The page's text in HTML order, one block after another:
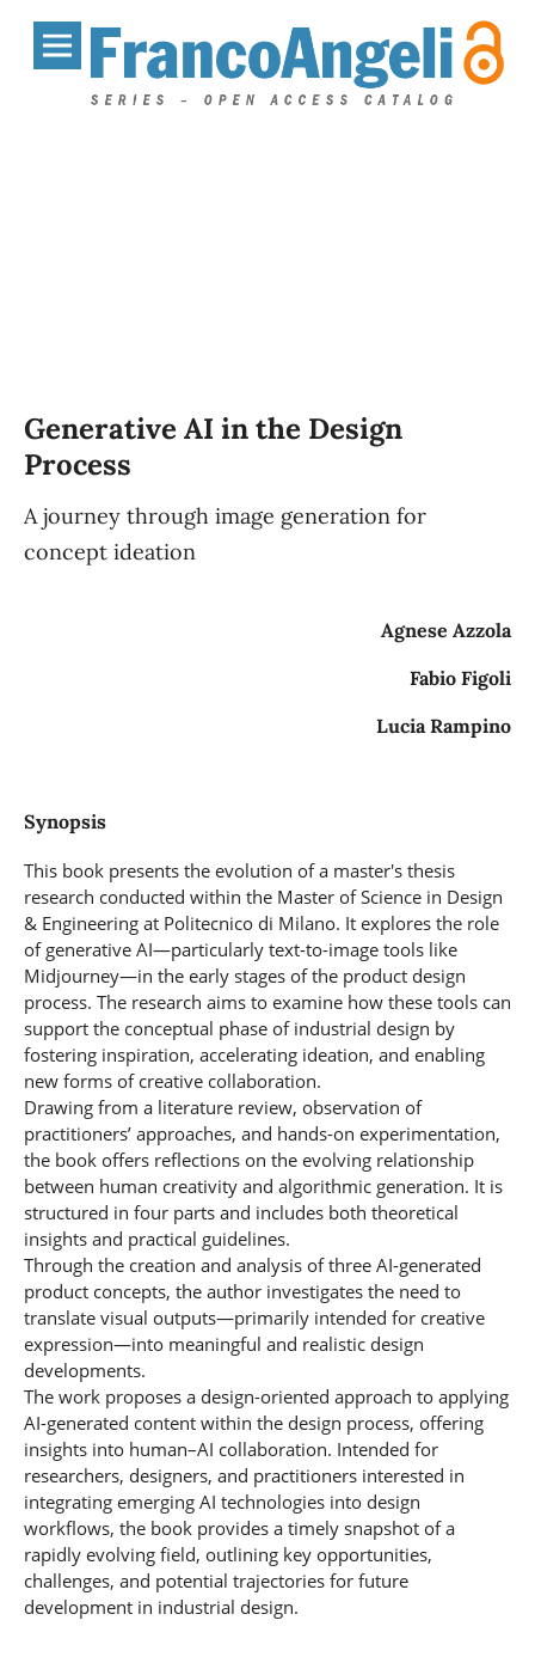
Generative AI in the Design
Process
A journey through image generation for
concept ideation
Agnese Azzola
Fabio Figoli
Lucia Rampino
Synopsis
This book presents the evolution of a master's thesis
research conducted within the Master of Science in Design
& Engineering at Politecnico di Milano. It explores the role
of generative AI—particularly text-to-image tools like
Midjourney—in the early stages of the product design
process. The research aims to examine how these tools can
support the conceptual phase of industrial design by
fostering inspiration, accelerating ideation, and enabling
new forms of creative collaboration.
Drawing from a literature review, observation of
practitioners’ approaches, and hands-on experimentation,
the book offers reflections on the evolving relationship
between human creativity and algorithmic generation. It is
structured in four parts and includes both theoretical
insights and practical guidelines.
Through the creation and analysis of three AI-generated
product concepts, the author investigates the need to
translate visual outputs—primarily intended for creative
expression—into meaningful and realistic design
developments.
The work proposes a design-oriented approach to applying
AI-generated content within the design process, offering
insights into human–AI collaboration. Intended for
researchers, designers, and practitioners interested in
integrating emerging AI technologies into design
workflows, the book provides a timely snapshot of a
rapidly evolving field, outlining key opportunities,
challenges, and potential trajectories for future
development in industrial design.